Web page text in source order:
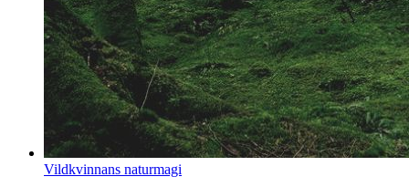
Vildkvinnans naturmagi